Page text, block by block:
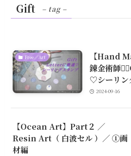
Gift – tag –
Free／Art
【Hand
錬金術師
♡シーリン
2024-09-16
【Ocean Art】Part２ ／
Resin Art（ 白波セル ）／ ①画
材編